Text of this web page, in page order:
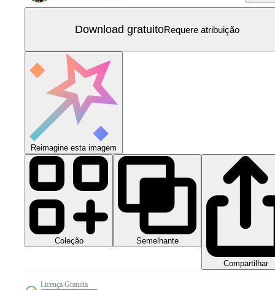
Download gratuitoRequere atribuição
Reimagine esta imagem
Coleção Semelhante
Compartilhar
Licença Gratuita